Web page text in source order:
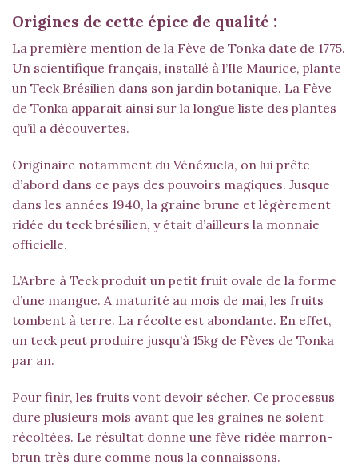
Origines de cette épice de qualité :
La première mention de la Fève de Tonka date de 1775.
Un scientifique français, installé à l’Ile Maurice, plante
un Teck Brésilien dans son jardin botanique. La Fève
de Tonka apparait ainsi sur la longue liste des plantes
qu’il a découvertes.
Originaire notamment du Vénézuela, on lui prête
d’abord dans ce pays des pouvoirs magiques. Jusque
dans les années 1940, la graine brune et légèrement
ridée du teck brésilien, y était d’ailleurs la monnaie
officielle.
L’Arbre à Teck produit un petit fruit ovale de la forme
d’une mangue. A maturité au mois de mai, les fruits
tombent à terre. La récolte est abondante. En effet,
un teck peut produire jusqu’à 15kg de Fèves de Tonka
par an.
Pour finir, les fruits vont devoir sécher. Ce processus
dure plusieurs mois avant que les graines ne soient
récoltées. Le résultat donne une fève ridée marron-
brun très dure comme nous la connaissons.